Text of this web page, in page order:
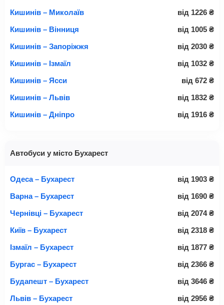
Кишинів – Миколаїв
від 1226 ₴
Кишинів – Вінниця
від 1005 ₴
Кишинів – Запоріжжя
від 2030 ₴
Кишинів – Ізмаїл
від 1032 ₴
Кишинів – Ясси
від 672 ₴
Кишинів – Львів
від 1832 ₴
Кишинів – Дніпро
від 1916 ₴
Автобуси у місто Бухарест
Одеса – Бухарест від 1903 ₴
Варна – Бухарест
від 1690 ₴
Чернівці – Бухарест
від 2074 ₴
Київ – Бухарест
від 2318 ₴
Ізмаїл – Бухарест
від 1877 ₴
Бургас – Бухарест
від 2366 ₴
Будапешт – Бухарест
від 3646 ₴
Львів – Бухарест
від 2956 ₴